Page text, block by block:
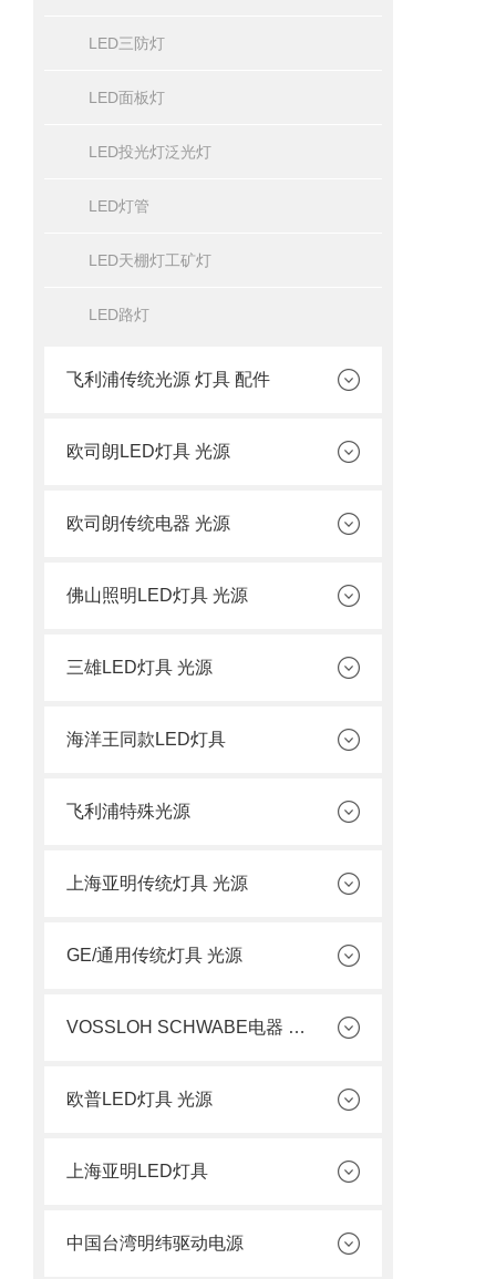
LED三防灯
LED面板灯
LED投光灯泛光灯
LED灯管
LED天棚灯工矿灯
LED路灯
飞利浦传统光源 灯具 配件
欧司朗LED灯具 光源
欧司朗传统电器 光源
佛山照明LED灯具 光源
三雄LED灯具 光源
海洋王同款LED灯具
飞利浦特殊光源
上海亚明传统灯具 光源
GE/通用传统灯具 光源
VOSSLOH SCHWABE电器 光源
欧普LED灯具 光源
上海亚明LED灯具
中国台湾明纬驱动电源